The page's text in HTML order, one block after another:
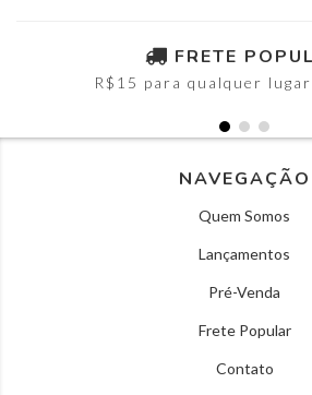
FRETE
R$15 para qualquer
NAVEGAÇÃO
Quem Somos
Lançamentos
Pré-Venda
Frete Popular
Contato